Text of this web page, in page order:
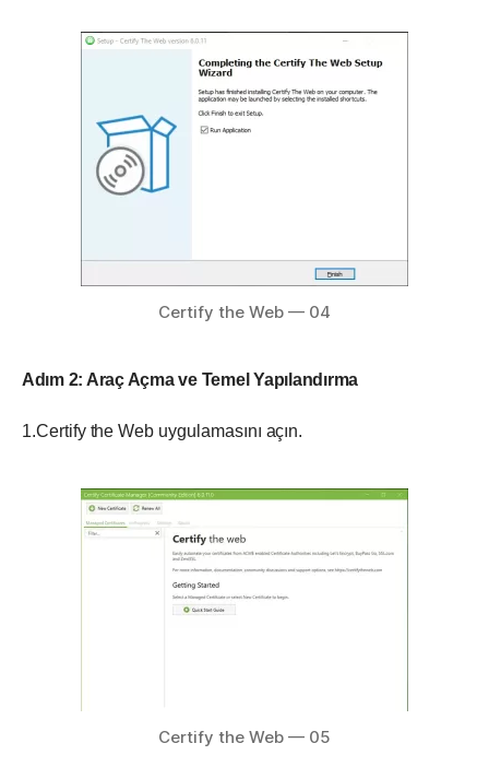
Certify the Web — 04
Adım 2: Araç Açma ve Temel Yapılandırma
1.Certify the Web uygulamasını açın.
Certify the Web — 05